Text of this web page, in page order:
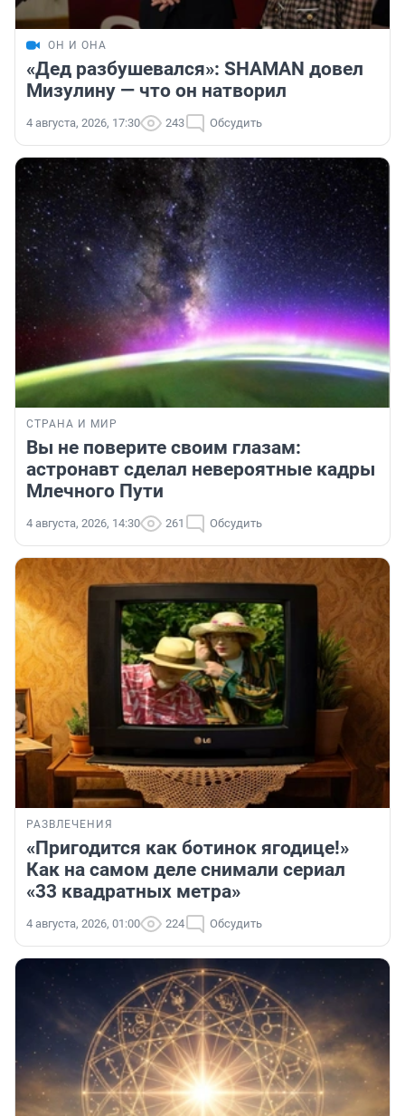
ОН И ОНА
«Дед разбушевался»: SHAMAN довел
Мизулину — что он натворил
4 августа, 2026, 17:30 243 Обсудить
СТРАНА И МИР
Вы не поверите своим глазам:
астронавт сделал невероятные кадры
Млечного Пути
4 августа, 2026, 14:30 261 Обсудить
РАЗВЛЕЧЕНИЯ
«Пригодится как ботинок ягодице!»
Как на самом деле снимали сериал
«33 квадратных метра»
4 августа, 2026, 01:00 224 Обсудить